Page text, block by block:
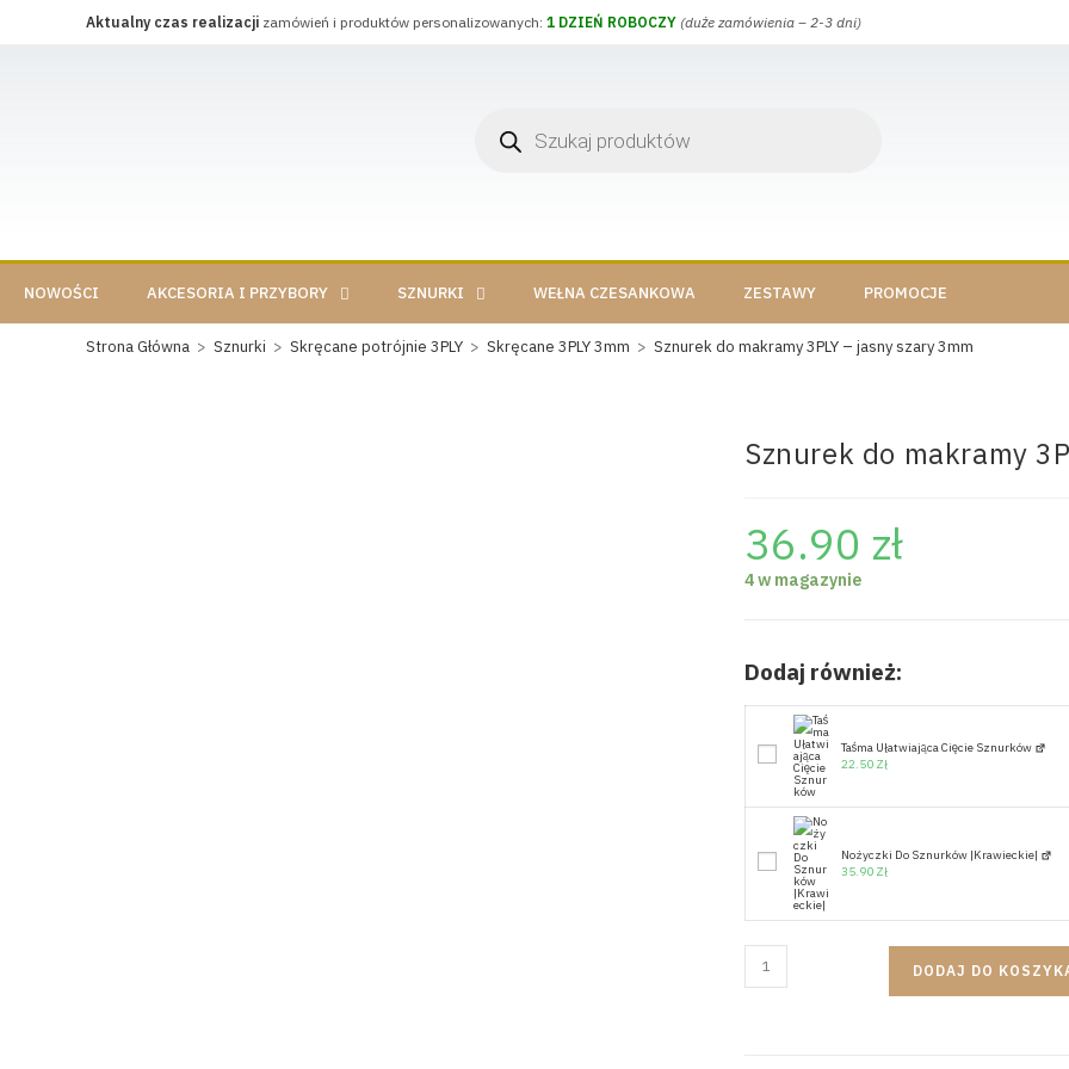
Aktualny czas realizacji zamówień i produktów personalizowanych: 1 DZIEŃ ROBOCZY (duże zamówienia – 2-3 dni)
NOWOŚCI AKCESORIA I PRZYBORY SZNURKI WEŁNA CZESANKOWA ZESTAWY PROMOCJE
Strona Główna > Sznurki > Skręcane potrójnie 3PLY > Skręcane 3PLY 3mm > Sznurek do makramy 3PLY – jasny szary 3mm
Sznurek do makramy
36.90 zł
4 w magazynie
Dodaj również:
Taśma Ułatwiająca Cięcie Sznurków
22.50 Zł
Nożyczki Do Sznurków |krawieckie|
35.90 Zł
DODAJ DO